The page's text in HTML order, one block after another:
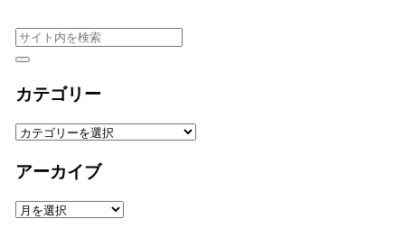
カテゴリー
カ
ゴ
ー
アーカイブ
ア